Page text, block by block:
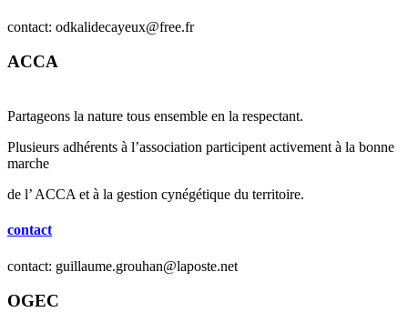
contact: odkalidecayeux@free.fr
ACCA
Partageons la nature tous ensemble en la respectant.
Plusieurs adhérents à l’association participent activement à la bonne
marche
de l’ ACCA et à la gestion cynégétique du territoire.
contact
contact: guillaume.grouhan@laposte.net
OGEC